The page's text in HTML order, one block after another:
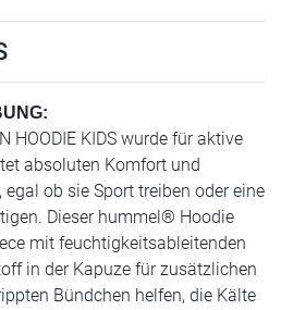
HOODIE KIDS wurde für aktive
absoluten Komfort und
ob sie Sport treiben oder eine
Dieser hummel® Hoodie
mit feuchtigkeitsableitenden
in der Kapuze für zusätzlichen
Bündchen helfen, die Kälte